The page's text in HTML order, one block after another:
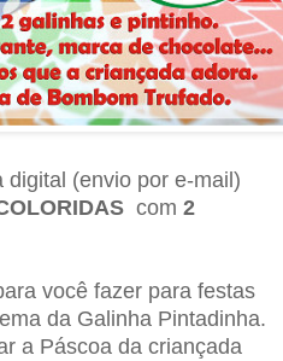
digital (envio por e-mail)
com 2
você fazer para festas
da Galinha Pintadinha.
a Páscoa da criançada